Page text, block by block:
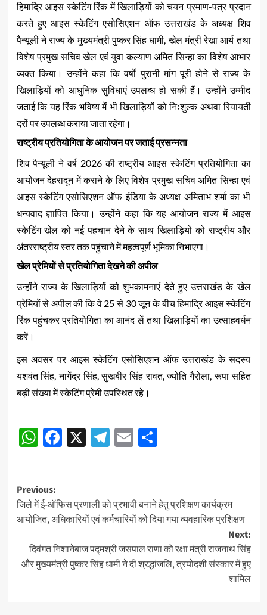
हिमाद्रि आइस स्केटिंग रिंक में खिलाड़ियों को चयन प्रमाण-पत्र प्रदान
करते हुए आइस स्केटिंग एसोसिएशन ऑफ उत्तराखंड के अध्यक्ष शिव
पैन्यूली ने राज्य के मुख्यमंत्री पुष्कर सिंह धामी, खेल मंत्री रेखा आर्य तथा
विशेष प्रमुख सचिव खेल एवं युवा कल्याण अमित सिन्हा का विशेष आभार
व्यक्त किया। उन्होंने कहा कि वर्षों पुरानी मांग पूरी होने से राज्य के
खिलाड़ियों को आधुनिक सुविधाएं उपलब्ध हो सकी हैं। उन्होंने उम्मीद
जताई कि यह रिंक भविष्य में भी खिलाड़ियों को निःशुल्क अथवा रियायती
दरों पर उपलब्ध कराया जाता रहेगा।
राष्ट्रीय प्रतियोगिता के आयोजन पर जताई प्रसन्नता
शिव पैन्यूली ने वर्ष 2026 की राष्ट्रीय आइस स्केटिंग प्रतियोगिता का
आयोजन देहरादून में कराने के लिए विशेष प्रमुख सचिव अमित सिन्हा एवं
आइस स्केटिंग एसोसिएशन ऑफ इंडिया के अध्यक्ष अमिताभ शर्मा का भी
धन्यवाद ज्ञापित किया। उन्होंने कहा कि यह आयोजन राज्य में आइस
स्केटिंग खेल को नई पहचान देने के साथ खिलाड़ियों को राष्ट्रीय और
अंतरराष्ट्रीय स्तर तक पहुंचाने में महत्वपूर्ण भूमिका निभाएगा।
खेल प्रेमियों से प्रतियोगिता देखने की अपील
उन्होंने राज्य के खिलाड़ियों को शुभकामनाएं देते हुए उत्तराखंड के खेल
प्रेमियों से अपील की कि वे 25 से 30 जून के बीच हिमाद्रि आइस स्केटिंग
रिंक पहुंचकर प्रतियोगिता का आनंद लें तथा खिलाड़ियों का उत्साहवर्धन
करें।
इस अवसर पर आइस स्केटिंग एसोसिएशन ऑफ उत्तराखंड के सदस्य
यशवंत सिंह, नागेंद्र सिंह, सुखबीर सिंह रावत, ज्योति गैरोला, रूपा सहित
बड़ी संख्या में स्केटिंग प्रेमी उपस्थित रहे।
Post
navigation
WhatsApp
Facebook
X Telegram
EmailShare
Post
navigation
Previous:
जिले में ई-ऑफिस प्रणाली को प्रभावी बनाने हेतु प्रशिक्षण कार्यक्रम
आयोजित, अधिकारियों एवं कर्मचारियों को दिया गया व्यवहारिक प्रशिक्षण
Next:
दिवंगत निशानेबाज पद्मश्री जसपाल राणा को रक्षा मंत्री राजनाथ सिंह
और मुख्यमंत्री पुष्कर सिंह धामी ने दी श्रद्धांजलि, त्रयोदशी संस्कार में हुए
शामिल